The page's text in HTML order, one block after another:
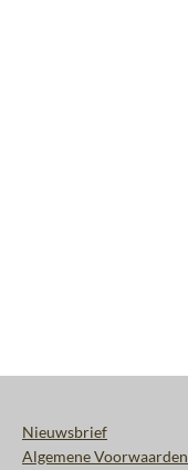
Nieuwsbrief
Algemene Voorwaarden